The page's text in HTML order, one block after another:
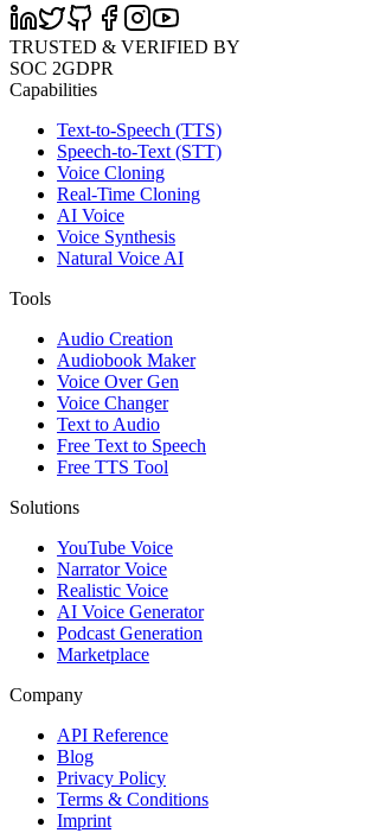
TRUSTED & VERIFIED BY
SOC 2GDPR
Capabilities
Text-to-Speech (TTS)
Speech-to-Text (STT)
Voice Cloning
Real-Time Cloning
AI Voice
Voice Synthesis
Natural Voice AI
Tools
Audio Creation
Audiobook Maker
Voice Over Gen
Voice Changer
Text to Audio
Free Text to Speech
Free TTS Tool
Solutions
YouTube Voice
Narrator Voice
Realistic Voice
AI Voice Generator
Podcast Generation
Marketplace
Company
API Reference
Blog
Privacy Policy
Terms & Conditions
Imprint